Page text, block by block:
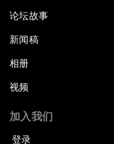
论坛故事
新闻稿
相册
视频
加入我们
登录